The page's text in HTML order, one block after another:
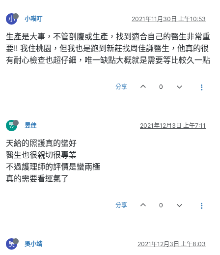
小 小喵叮 2021年11月30日 上午10:53
生產是大事，不管剖腹或生產，找到適合自己的醫生非常重
要!! 我住桃園，但我也是跑到新莊找周佳謙醫生，他真的很
有耐心檢查也超仔細，唯一缺點大概就是需要等比較久一點
分享 0
昱 昱佳 2021年12月3日 上午7:11
天給的照護真的蠻好
醫生也很親切很專業
不過護理師的評價是蠻兩極
真的需要看運氣了
分享 0
吳 吳小靖 2021年12月3日 上午8:03